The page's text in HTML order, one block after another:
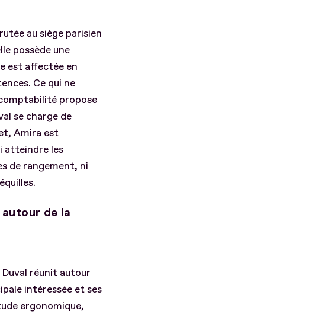
au siège parisien
possède une
est affectée en
Ce qui ne
propose
se charge de
Amira est
atteindre les
de rangement, ni
de la
Duval réunit autour
intéressée et ses
ergonomique,